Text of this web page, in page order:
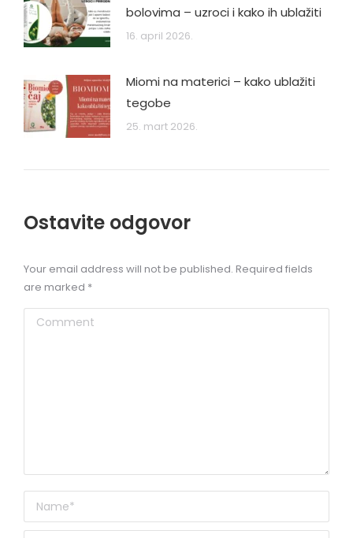
bolovima – uzroci i kako ih ublažiti
16. april 2026.
Miomi na materici – kako ublažiti
tegobe
25. mart 2026.
Ostavite odgovor
Your email address will not be published. Required fields
are marked *
Comment
Name *